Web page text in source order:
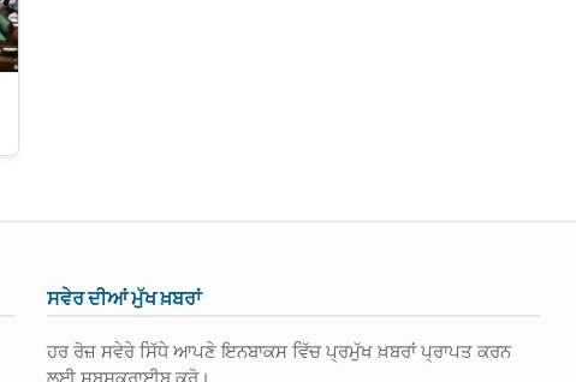
ਸਵੇਰ ਦੀਆਂ ਮੁੱਖ ਖ਼ਬਰਾਂ
ਹਰ ਰੋਜ਼ ਸਵੇਰੇ ਸਿੱਧੇ ਆਪਣੇ ਇਨਬਾਕਸ ਵਿੱਚ ਪ੍ਰਮੁੱਖ ਖ਼ਬਰਾਂ ਪ੍ਰਾਪਤ ਕਰਨ